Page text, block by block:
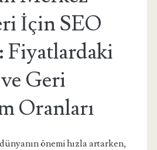
İçin SEO
Fiyatlardaki
Geri
Oranları
önemi hızla artarken,